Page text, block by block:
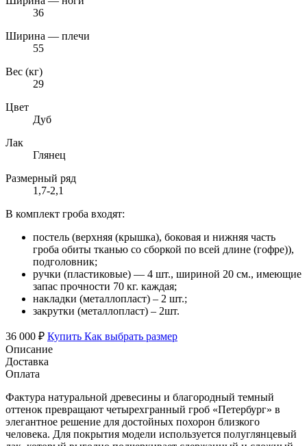
36
Ширина — плечи
55
Вес (кг)
29
Цвет
Дуб
Лак
Глянец
Размерный ряд
1,7-2,1
В комплект гроба входят:
постель (верхняя (крышка), боковая и нижняя часть
гроба обиты тканью со сборкой по всей длине (гофре)),
подголовник;
ручки (пластиковые) — 4 шт., шириной 20 см., имеющие
запас прочности 70 кг. каждая;
накладки (металлопласт) – 2 шт.;
закрутки (металлопласт) – 2шт.
36 000 ₽ Купить Как выбрать размер
Описание
Доставка
Оплата
Фактура натуральной древесины и благородный темный
оттенок превращают четырехгранный гроб «Петербург» в
элегантное решение для достойных похорон близкого
человека. Для покрытия модели используется полуглянцевый